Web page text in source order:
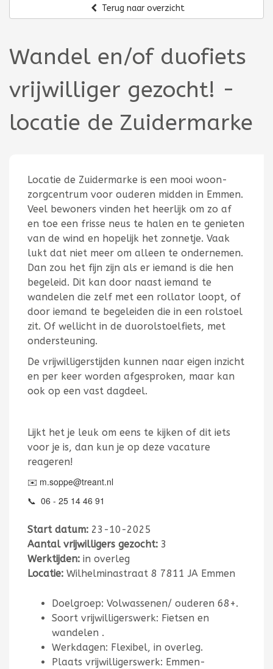
Terug naar overzicht
Wandel en/of duofiets
vrijwilliger gezocht! -
locatie de Zuidermarke
Locatie de Zuidermarke is een mooi woon-
zorgcentrum voor ouderen midden in Emmen.
Veel bewoners vinden het heerlijk om zo af
en toe een frisse neus te halen en te genieten
van de wind en hopelijk het zonnetje. Vaak
lukt dat niet meer om alleen te ondernemen.
Dan zou het fijn zijn als er iemand is die hen
begeleid. Dit kan door naast iemand te
wandelen die zelf met een rollator loopt, of
door iemand te begeleiden die in een rolstoel
zit. Of wellicht in de duorolstoelfiets, met
ondersteuning.
De vrijwilligerstijden kunnen naar eigen inzicht
en per keer worden afgesproken, maar kan
ook op een vast dagdeel.
Lijkt het je leuk om eens te kijken of dit iets
voor je is, dan kun je op deze vacature
reageren!
✉️ m.soppe@treant.nl
📞 06 - 25 14 46 91
Start datum: 23-10-2025
Aantal vrijwilligers gezocht: 3
Werktijden: in overleg
Locatie: Wilhelminastraat 8 7811 JA Emmen
Doelgroep: Volwassenen/ ouderen 68+.
Soort vrijwilligerswerk: Fietsen en
wandelen .
Werkdagen: Flexibel, in overleg.
Plaats vrijwilligerswerk: Emmen-